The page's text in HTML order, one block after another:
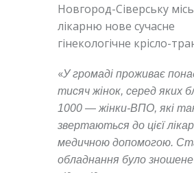
Новгород-Сіверську
лікарню нове сучасне
гінекологічне крісло-
«У громаді проживає
тисяч жінок, серед яких
1000 — жінки-ВПО, які
звертаються до цієї
медичною допомогою.
обладнання було